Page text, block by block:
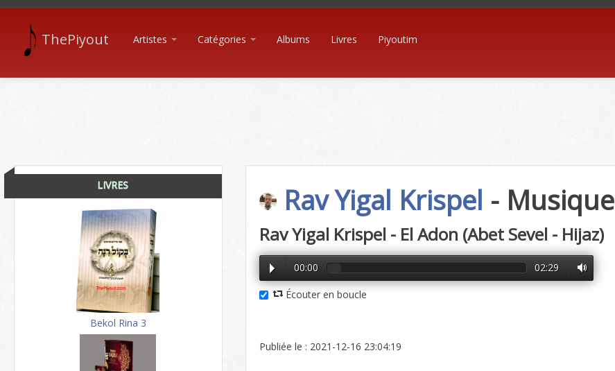
ThePiyout Artistes Catégories Albums Livres Piyoutim
LIVRES
Bekol Rina 3
Rav Yigal Krispel - Musique
Rav Yigal Krispel - El Adon (Abet Sevel - Hijaz)
00:00 02:29
Écouter en boucle
Publiée le : 2021-12-16 23:04:19